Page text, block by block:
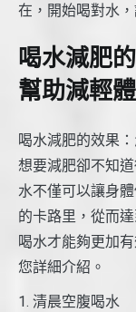
在，開始喝對水
喝水減肥
幫助減輕
喝水減肥的效果
想要減肥卻不知
水不僅可以讓身
的卡路里，從而
喝水才能夠更加
您詳細介紹。
1. 清晨空腹喝水